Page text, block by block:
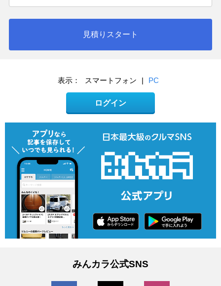
見積りスタート
表示： スマートフォン | PC
ログイン
みんカラ公式SNS